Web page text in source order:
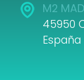
M2
45950
España